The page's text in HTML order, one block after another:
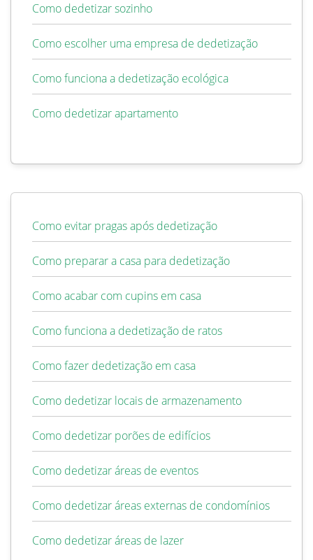
Como dedetizar sozinho
Como escolher uma empresa de dedetização
Como funciona a dedetização ecológica
Como dedetizar apartamento
Como evitar pragas após dedetização
Como preparar a casa para dedetização
Como acabar com cupins em casa
Como funciona a dedetização de ratos
Como fazer dedetização em casa
Como dedetizar locais de armazenamento
Como dedetizar porões de edifícios
Como dedetizar áreas de eventos
Como dedetizar áreas externas de condomínios
Como dedetizar áreas de lazer